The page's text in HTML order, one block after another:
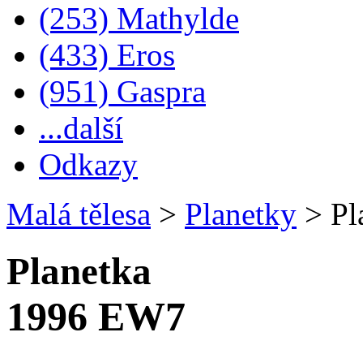
(253) Mathylde
(433) Eros
(951) Gaspra
...další
Odkazy
Malá tělesa > Planetky >
Planetka
1996 EW7